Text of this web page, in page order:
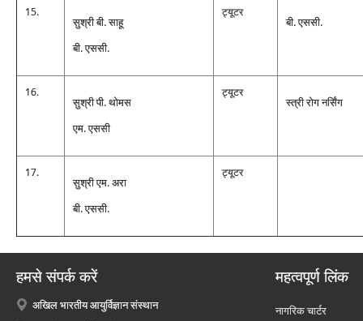
15.
सुश्री बी. साहू
बी. एससी.
ट्यूटर
बी. एससी.
16.
सुश्री पी. थोमस
एम. एससी
ट्यूटर
स्‍त्री रोग नर्सिंग
17.
सुश्री एम. अरा
बी. एससी.
ट्यूटर
हमसे संपर्क करें
अखिल भारतीय आयुर्विज्ञान संस्थान
महत्वपूर्ण लिंक
नागरिक चार्टर